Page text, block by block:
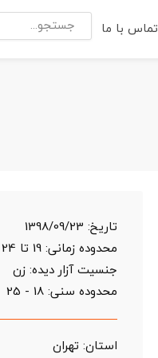
تماس با ما
تاریخ: 1398/09/23
محدوده زمانی: 19 تا 24 شب
جنسیت آزار دیده: زن
محدوده سنی: 18 - 25
استان: تهران